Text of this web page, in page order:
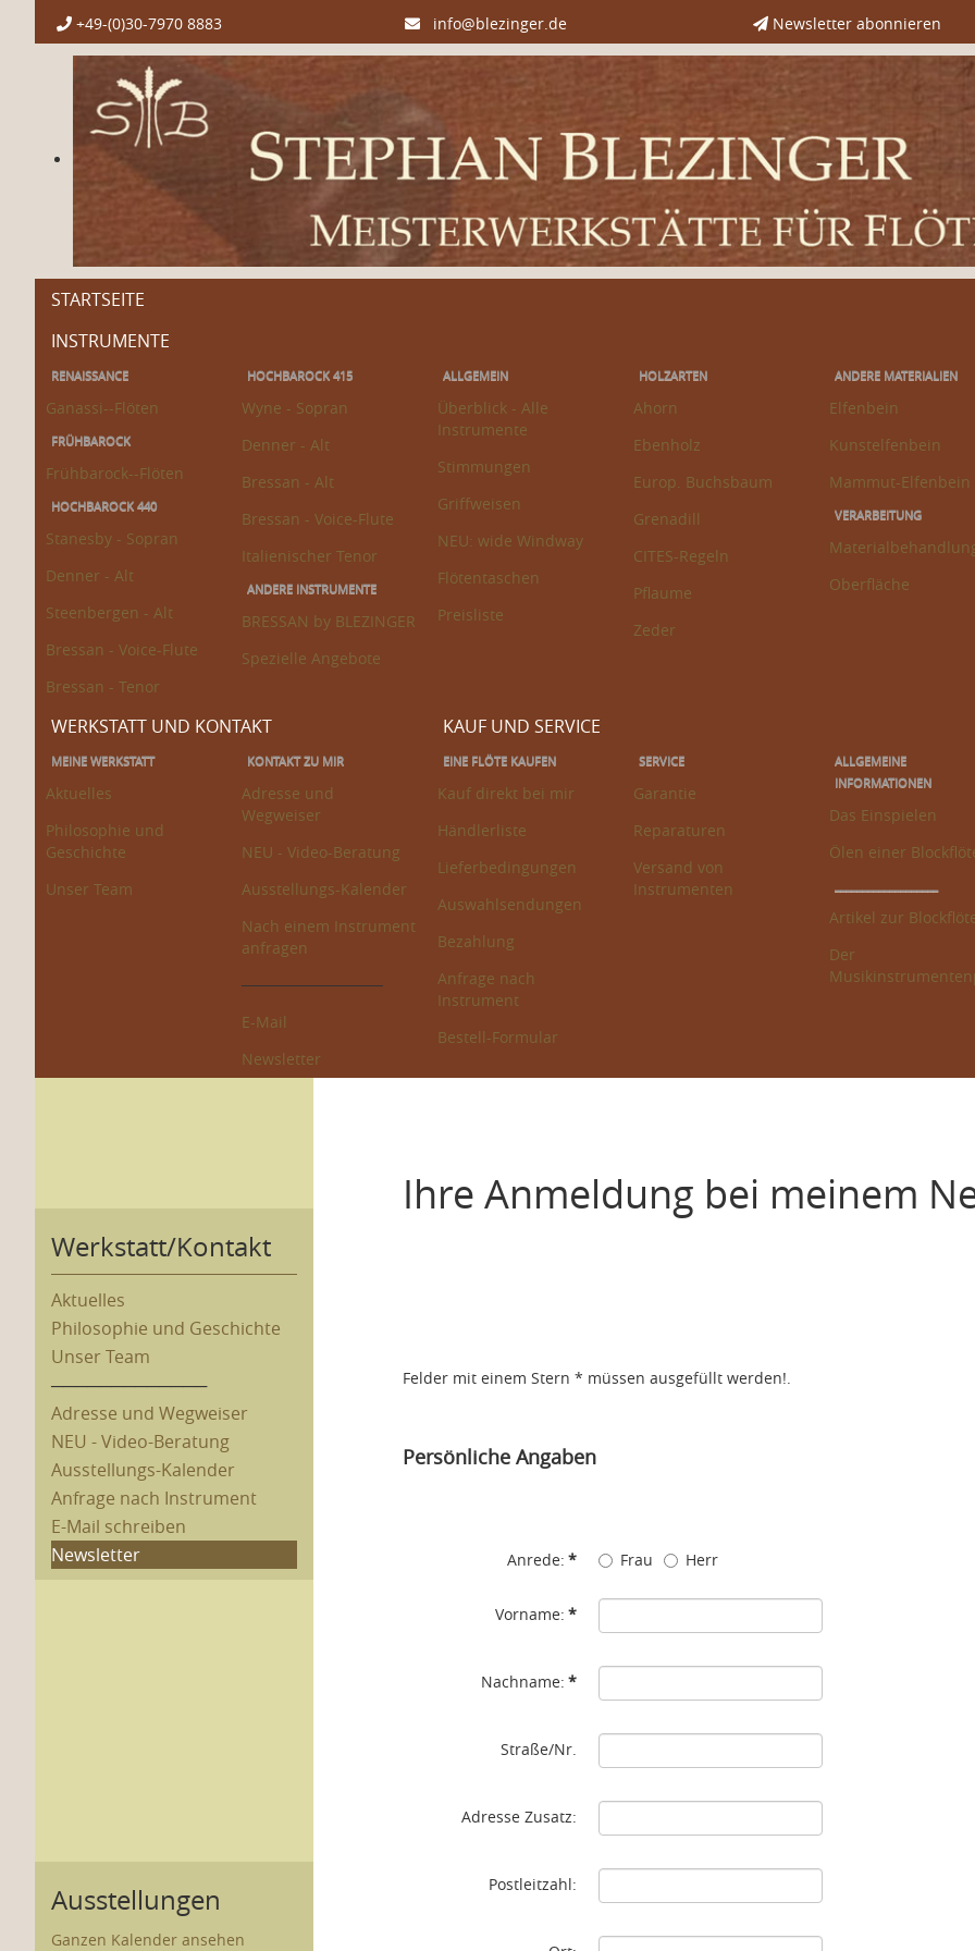
+49-(0)30-7970 8883 info@blezinger.de Newsletter abonnieren
STARTSEITE
INSTRUMENTE
RENAISSANCE
Ganassi--Flöten
FRÜHBAROCK
Frühbarock--Flöten
HOCHBAROCK 440
Stanesby - Sopran
Denner - Alt
Steenbergen - Alt
Bressan - Voice-Flute
Bressan - Tenor
HOCHBAROCK 415
Wyne - Sopran
Denner - Alt
Bressan - Alt
Bressan - Voice-Flute
Italienischer Tenor
ANDERE INSTRUMENTE
BRESSAN by BLEZINGER
Spezielle Angebote
ALLGEMEIN
Überblick - Alle
Instrumente
Stimmungen
Griffweisen
NEU: wide Windway
Flötentaschen
Preisliste
HOLZARTEN
Ahorn
Ebenholz
Europ. Buchsbaum
Grenadill
CITES-Regeln
Pflaume
Zeder
ANDERE MATERIALIEN
Elfenbein
Kunstelfenbein
Mammut-Elfenbein
VERARBEITUNG
Oberfläche
WERKSTATT UND KONTAKT
MEINE WERKSTATT
Aktuelles
Philosophie und
Geschichte
Unser Team
KONTAKT ZU MIR
Adresse und
Wegweiser
NEU - Video-Beratung
Ausstellungs-Kalender
Nach einem Instrument
anfragen
─────────────
E-Mail
Newsletter
KAUF UND SERVICE
EINE FLÖTE KAUFEN
Kauf direkt bei mir
Händlerliste
Lieferbedingungen
Auswahlsendungen
Bezahlung
Anfrage nach
Instrument
Bestell-Formular
SERVICE
Garantie
Reparaturen
Versand von
Instrumenten
ALLGEMEINE
INFORMATIONEN
Das Einspielen
Ölen einer
Artikel zur
Der
Werkstatt/Kontakt
Aktuelles
Philosophie und Geschichte
Unser Team
─────────────
Adresse und Wegweiser
NEU - Video-Beratung
Ausstellungs-Kalender
Anfrage nach Instrument
E-Mail schreiben
Newsletter
Ausstellungen
Ganzen Kalender ansehen
Ihre Anmeldung bei meinem
Felder mit einem Stern * müssen ausgefüllt werden!.
Persönliche Angaben
Anrede: * Frau Herr
Vorname: *
Nachname: *
Straße/Nr.
Adresse Zusatz:
Postleitzahl: